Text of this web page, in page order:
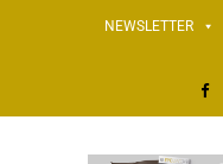
NEWSLETTER